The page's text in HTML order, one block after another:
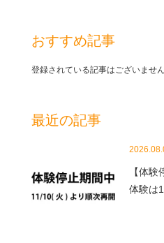
おすすめ記事
登録されている記事はございません
最近の記事
【体
体験は